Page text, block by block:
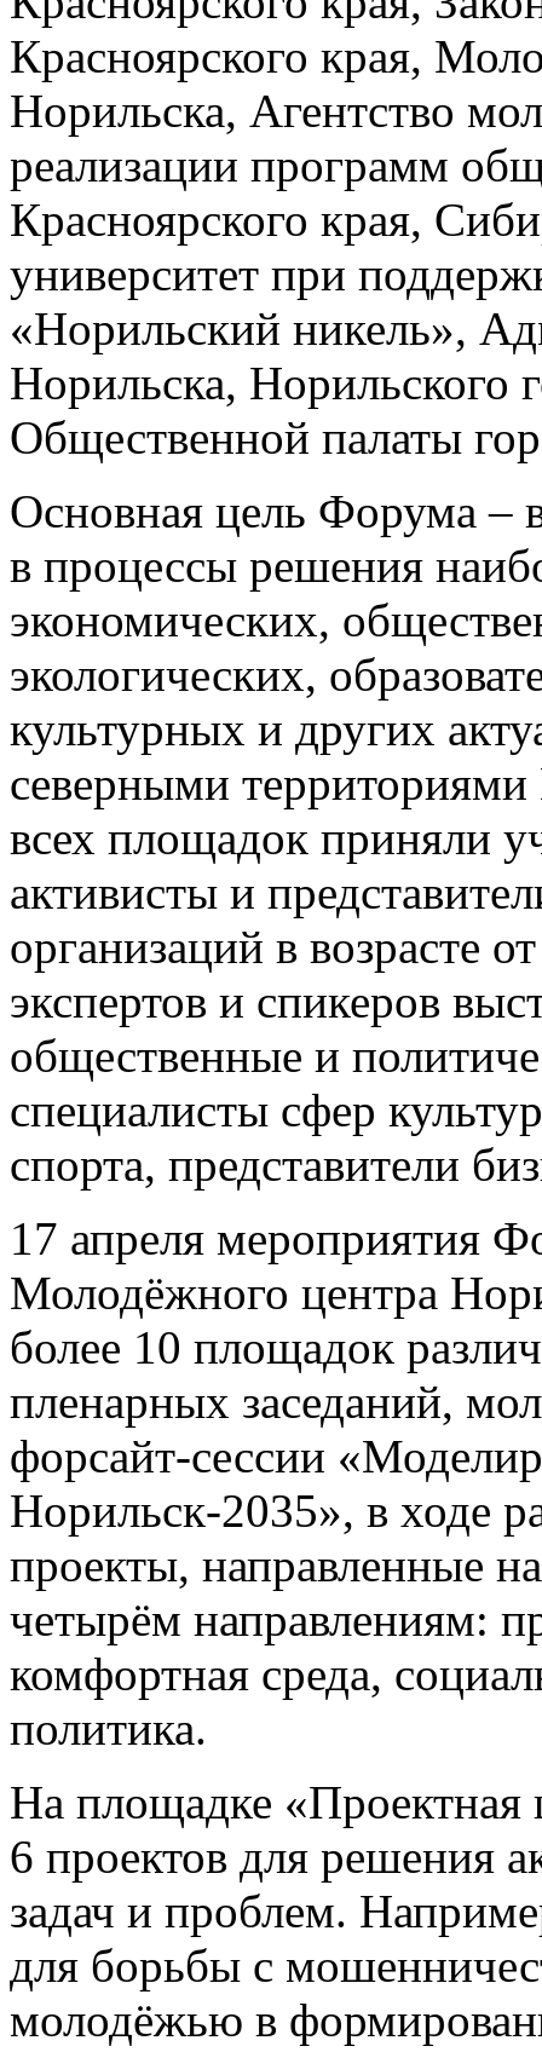
Красноярского края,
Норильска, Агентство
реализации программ
Красноярского края,
университет при
«Норильский никель»,
Норильска, Норильского
Общественной палаты
Основная цель Форума –
в процессы решения
экономических,
экологических,
культурных и других
северными территориями
всех площадок приняли
активисты и
организаций в возрасте
экспертов и спикеров
общественные и
специалисты сфер
спорта, представители
17 апреля мероприятия
Молодёжного центра
более 10 площадок
пленарных заседаний,
форсайт-сессии
Норильск-2035», в ходе
проекты, направленные
четырём направлениям:
комфортная среда,
политика.
На площадке «Проектная
6 проектов для решения
задач и проблем.
для борьбы с
молодёжью в